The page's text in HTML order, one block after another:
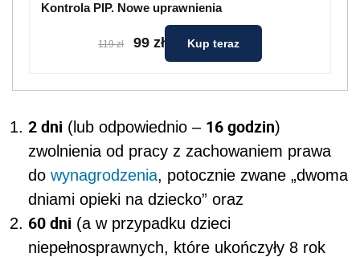
Kontrola PIP. Nowe uprawnienia
119 zł 99 zł Kup teraz
2 dni (lub odpowiednio – 16 godzin)
zwolnienia od pracy z zachowaniem prawa
do wynagrodzenia, potocznie zwane „dwoma
dniami opieki na dziecko” oraz
60 dni (a w przypadku dzieci
niepełnosprawnych, które ukończyły 8 rok